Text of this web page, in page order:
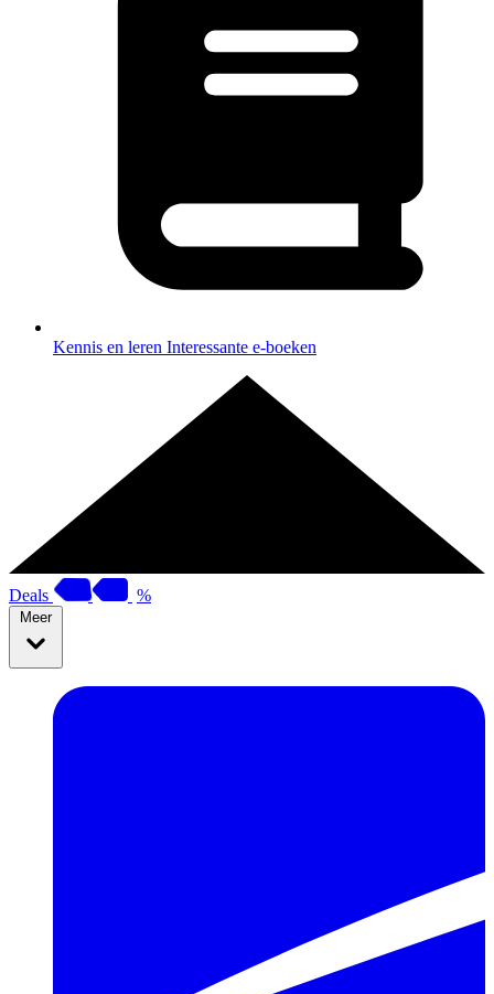
Kennis en leren Interessante e-boeken
Deals %
Meer